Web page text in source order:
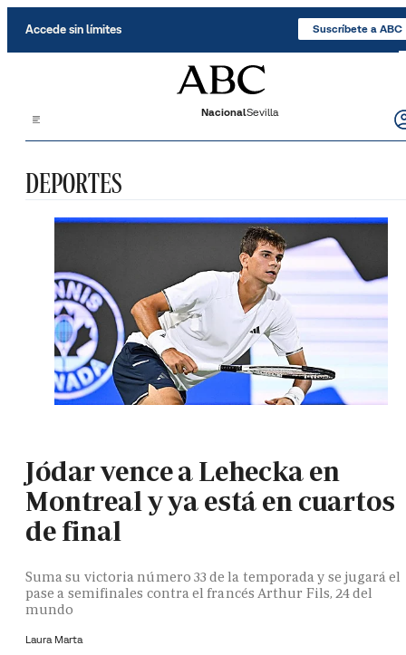
Accede sin límites Suscríbete a ABC
NacionalSevilla
DEPORTES
Jódar vence a Lehecka en
Montreal y ya está en cuartos
de final
Suma su victoria número 33 de la temporada y se jugará el
pase a semifinales contra el francés Arthur Fils, 24 del
mundo
Laura Marta